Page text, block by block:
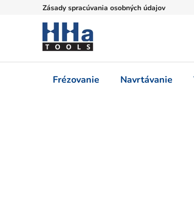
Zásady spracúvania osobných údajov
Frézovanie Navrtávanie